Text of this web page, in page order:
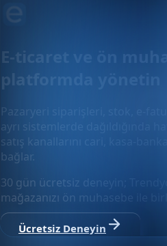
E-ticaret ve ön
platformda yönetin
Pazaryeri siparişleri, stok, e-
ayrı sistemlerde dağıldığında
satış kanallarını cari, kasa-
bağlar.
30 gün ücretsiz deneyin;
mağazanızı ön muhasebe ile
Ücretsiz Deneyin